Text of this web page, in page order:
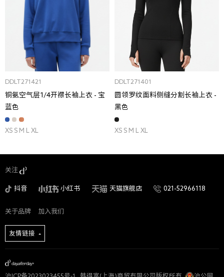
DDLT271421
铜氨空气层1/4开襟长袖上衣 - 宝
蓝色
XS S M L XL
DDLT271401
圆领罗纹面料侧缝分割长袖上衣 -
黑色
XS S M L XL
关注
抖音 小红书 天猫旗舰店 021-52966118
关于品牌 加入我们
友情链接